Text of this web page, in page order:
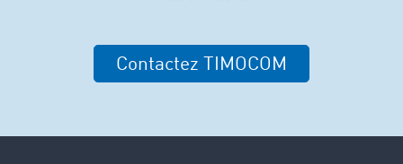
Contactez TIMOCOM